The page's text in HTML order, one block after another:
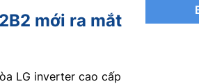
mới ra mắt
LG inverter cao cấp